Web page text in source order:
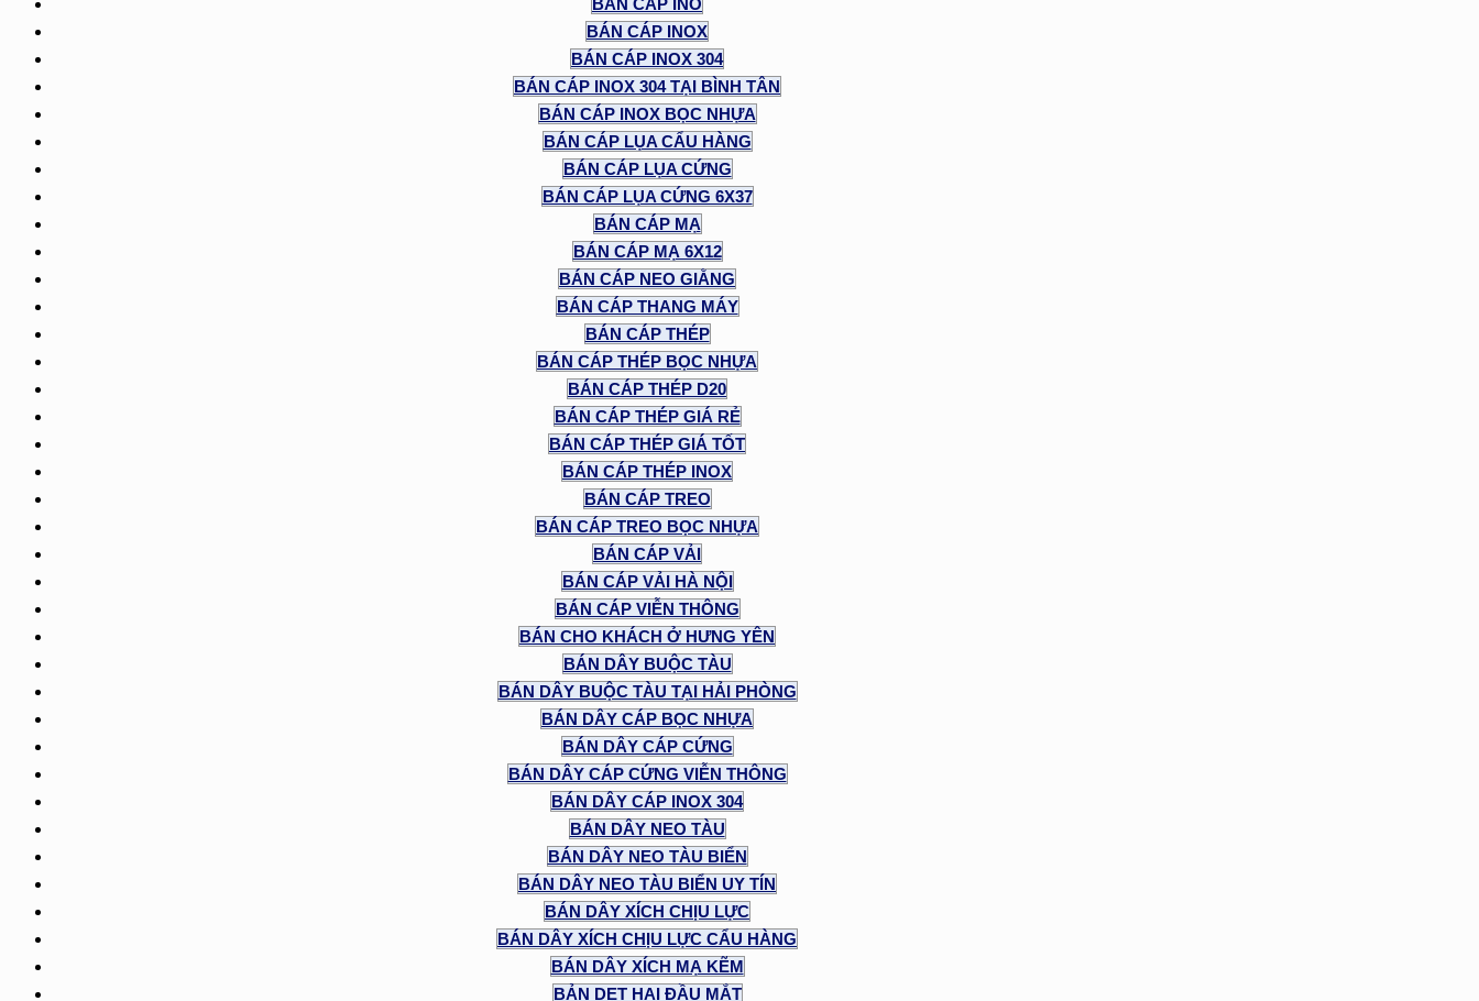
BÁN CÁP INOX
BÁN CÁP INOX 304
BÁN CÁP INOX 304 TẠI BÌNH TÂN
BÁN CÁP INOX BỌC NHỰA
BÁN CÁP LỤA CẨU HÀNG
BÁN CÁP LỤA CỨNG
BÁN CÁP LỤA CỨNG 6X37
BÁN CÁP MẠ
BÁN CÁP MẠ 6X12
BÁN CÁP NEO GIẰNG
BÁN CÁP THANG MÁY
BÁN CÁP THÉP
BÁN CÁP THÉP BỌC NHỰA
BÁN CÁP THÉP D20
BÁN CÁP THÉP GIÁ RẺ
BÁN CÁP THÉP GIÁ TỐT
BÁN CÁP THÉP INOX
BÁN CÁP TREO
BÁN CÁP TREO BỌC NHỰA
BÁN CÁP VẢI
BÁN CÁP VẢI HÀ NỘI
BÁN CÁP VIỄN THÔNG
BÁN CHO KHÁCH Ở HƯNG YÊN
BÁN DÂY BUỘC TÀU
BÁN DÂY BUỘC TÀU TẠI HẢI PHÒNG
BÁN DÂY CÁP BỌC NHỰA
BÁN DÂY CÁP CỨNG
BÁN DÂY CÁP CỨNG VIỄN THÔNG
BÁN DÂY CÁP INOX 304
BÁN DÂY NEO TÀU
BÁN DÂY NEO TÀU BIỂN
BÁN DÂY NEO TÀU BIỂN UY TÍN
BÁN DÂY XÍCH CHỊU LỰC
BÁN DÂY XÍCH CHỊU LỰC CẨU HÀNG
BÁN DÂY XÍCH MẠ KẼM
BẢN DẸT HAI ĐẦU MẮT